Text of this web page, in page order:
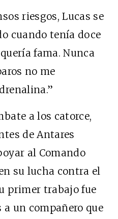
riesgos, Lucas se
cuando tenía doce
fama. Nunca
no me
a los catorce,
de Antares
al Comando
su lucha contra el
primer trabajo fue
un compañero que